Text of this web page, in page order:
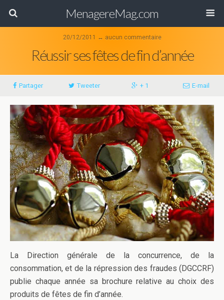
MenagereMag.com
20/12/2011 ↔ aucun commentaire
Réussir ses fêtes de fin d’année
Partager Tweeter + 1 E-mail
La Direction générale de la concurrence, de la
consommation, et de la répression des fraudes (DGCCRF)
publie chaque année sa brochure relative au choix des
produits de fêtes de fin d’année.